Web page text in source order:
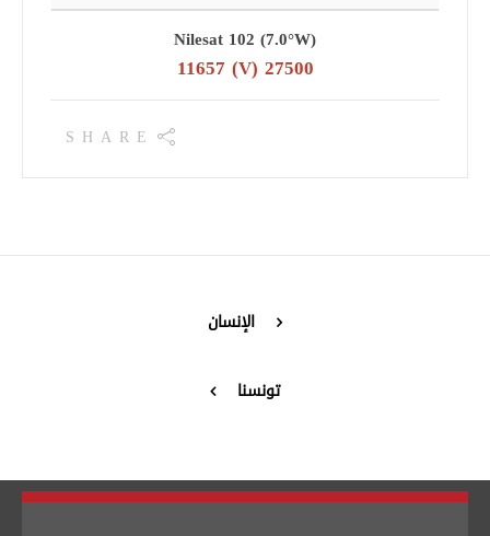
Nilesat 102 (7.0°W)
11657 (V) 27500
SHARE
الإنسان
تونسناFrançais